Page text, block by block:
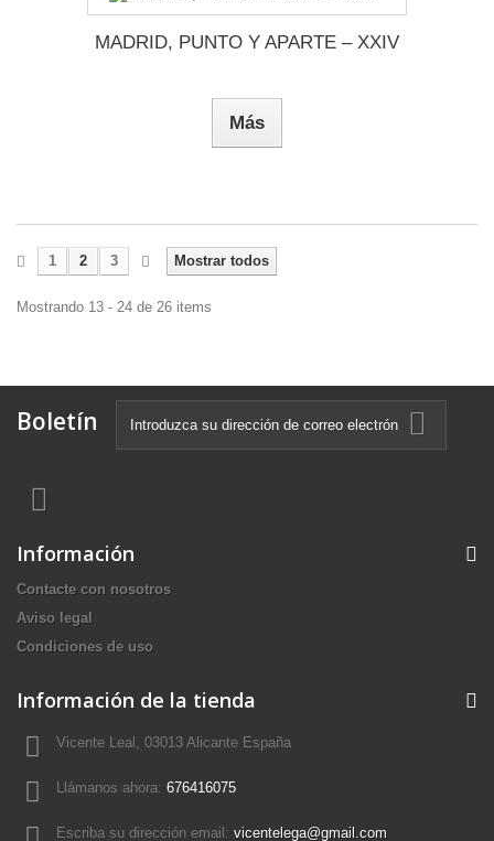
MADRID, PUNTO Y APARTE – XXIV
Más
Mostrar todos
1 2 3
Mostrando 13 - 24 de 26 items
Boletín
Información
Contacte con nosotros
Aviso legal
Condiciones de uso
Información de la tienda
Vicente Leal, 03013 Alicante España
Llámanos ahora: 676416075
Escriba su dirección email: vicentelega@gmail.com